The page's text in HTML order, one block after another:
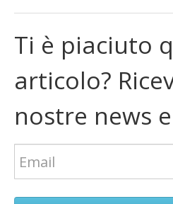
Ti è piaciuto
articolo?
nostre news